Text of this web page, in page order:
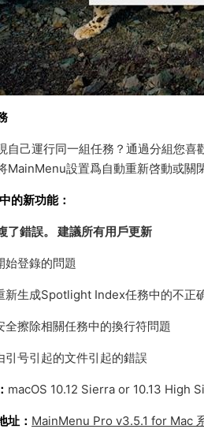
自己運行同一組任務？通過分組您
MainMenu設置爲自動重新啓動或關
的新功能：
了錯誤。 建議所有用戶更新
始登錄的問題
新生成Spotlight Index任務中的不正
全擦除相關任務中的換行符問題
引号引起的文件引起的錯誤
macOS 10.12 Sierra or 10.13 High
址： MainMenu Pro v3.5.1 for Mac